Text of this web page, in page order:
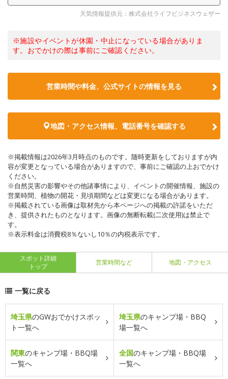
天気情報提供元：株式会社ライフビジネスウェザー
※施設やイベントが休園・中止になっている場合がありま
す。おでかけの際は事前にご確認ください。
営業時間や料金、公式サイトの情報を見る
地図・アクセス情報、電話番号を確認する
※掲載情報は2026年3月時点のものです。随時更新をしておりますが内
容が変更となっている場合がありますので、事前にご確認の上おでかけ
ください。
※自然災害の影響やその他諸事情により、イベントの開催情報、施設の
営業時間、植物の開花・見頃期間などは変更になる場合があります。
※掲載されている画像は取材先から本ページへの掲載の許諾をいただ
き、提供されたものとなります。画像の無断転載(二次使用)は禁止で
す。
※表示料金は消費税8％ないし10％の内税表示です。
スポット詳細
トップ
営業時間など 地図・アクセス
一覧に戻る
埼玉県のGWおでかけスポッ
ト一覧へ
埼玉県のキャンプ場・BBQ
場一覧へ
関東のキャンプ場・BBQ場
一覧へ
全国のキャンプ場・BBQ場
一覧へ